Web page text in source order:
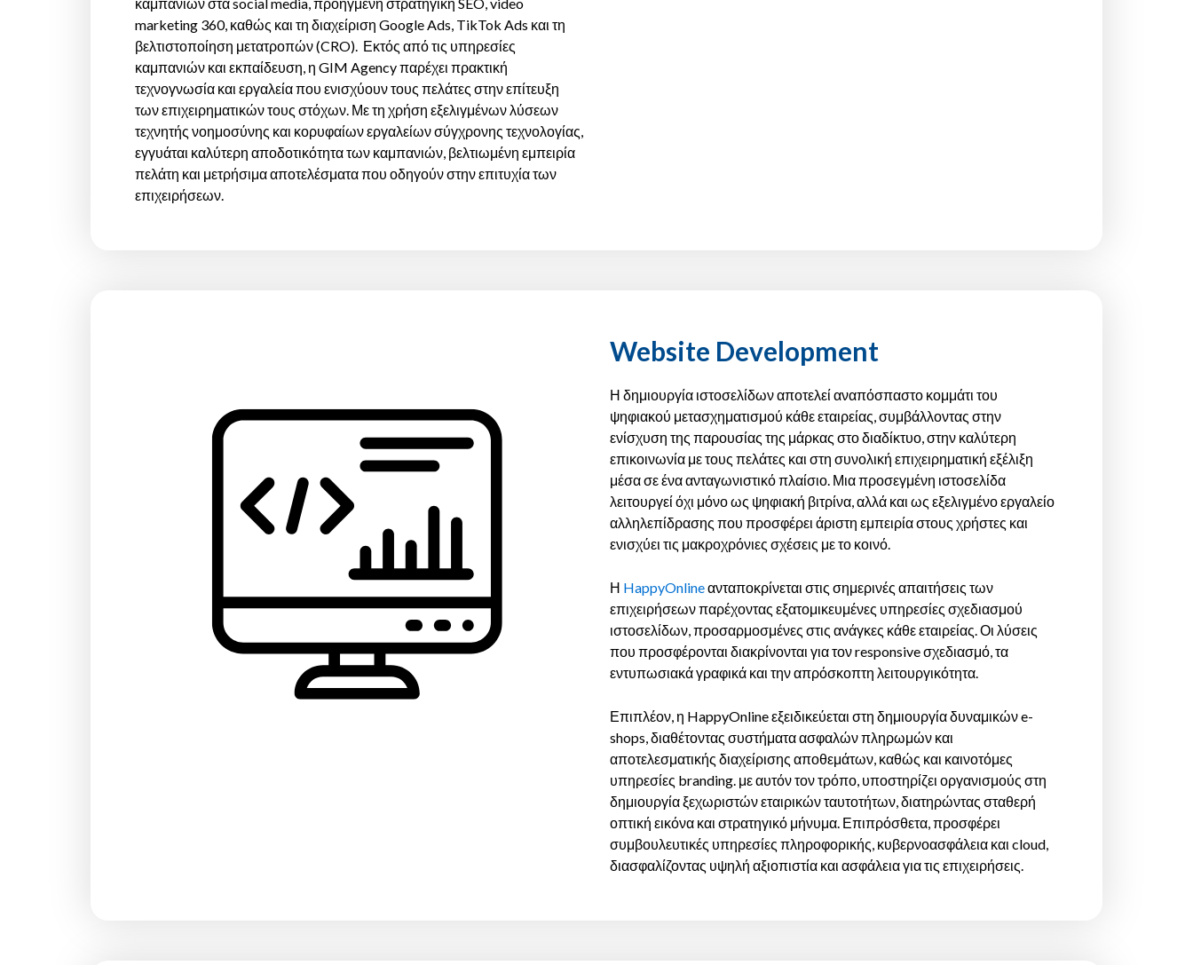
marketing 360, καθώς και τη διαχείριση Google Ads, TikTok Ads και τη
βελτιστοποίηση μετατροπών (CRO). Εκτός από τις υπηρεσίες
καμπανιών και εκπαίδευση, η GIM Agency παρέχει πρακτική
τεχνογνωσία και εργαλεία που ενισχύουν τους πελάτες στην επίτευξη
των επιχειρηματικών τους στόχων. Με τη χρήση εξελιγμένων λύσεων
τεχνητής νοημοσύνης και κορυφαίων εργαλείων σύγχρονης τεχνολογίας,
εγγυάται καλύτερη αποδοτικότητα των καμπανιών, βελτιωμένη εμπειρία
πελάτη και μετρήσιμα αποτελέσματα που οδηγούν στην επιτυχία των
επιχειρήσεων.
Website Development
Η δημιουργία ιστοσελίδων αποτελεί αναπόσπαστο κομμάτι του
ψηφιακού μετασχηματισμού κάθε εταιρείας, συμβάλλοντας στην
ενίσχυση της παρουσίας της μάρκας στο διαδίκτυο, στην καλύτερη
επικοινωνία με τους πελάτες και στη συνολική επιχειρηματική εξέλιξη
μέσα σε ένα ανταγωνιστικό πλαίσιο. Μια προσεγμένη ιστοσελίδα
λειτουργεί όχι μόνο ως ψηφιακή βιτρίνα, αλλά και ως εξελιγμένο εργαλείο
αλληλεπίδρασης που προσφέρει άριστη εμπειρία στους χρήστες και
ενισχύει τις μακροχρόνιες σχέσεις με το κοινό.
Η HappyOnlineανταποκρίνεται στις σημερινές απαιτήσεις των
επιχειρήσεων παρέχοντας εξατομικευμένες υπηρεσίες σχεδιασμού
ιστοσελίδων, προσαρμοσμένες στις ανάγκες κάθε εταιρείας. Οι λύσεις
που προσφέρονται διακρίνονται για τον responsive σχεδιασμό, τα
εντυπωσιακά γραφικά και την απρόσκοπτη λειτουργικότητα.
Επιπλέον, η HappyOnline εξειδικεύεται στη δημιουργία δυναμικών e-
shops, διαθέτοντας συστήματα ασφαλών πληρωμών και
αποτελεσματικής διαχείρισης αποθεμάτων, καθώς και καινοτόμες
υπηρεσίες branding. με αυτόν τον τρόπο, υποστηρίζει οργανισμούς στη
δημιουργία ξεχωριστών εταιρικών ταυτοτήτων, διατηρώντας σταθερή
οπτική εικόνα και στρατηγικό μήνυμα. Επιπρόσθετα, προσφέρει
συμβουλευτικές υπηρεσίες πληροφορικής, κυβερνοασφάλεια και cloud,
διασφαλίζοντας υψηλή αξιοπιστία και ασφάλεια για τις επιχειρήσεις.